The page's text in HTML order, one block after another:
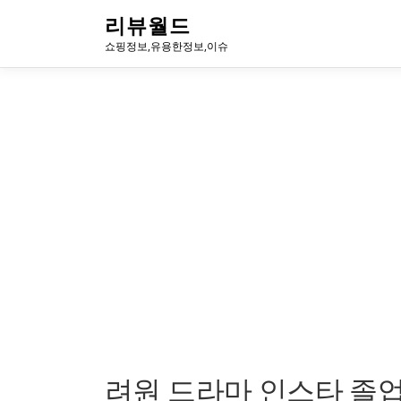
로
리뷰월드
쇼핑정보,유용한정보,이슈
려원 드라마 인스타 졸업